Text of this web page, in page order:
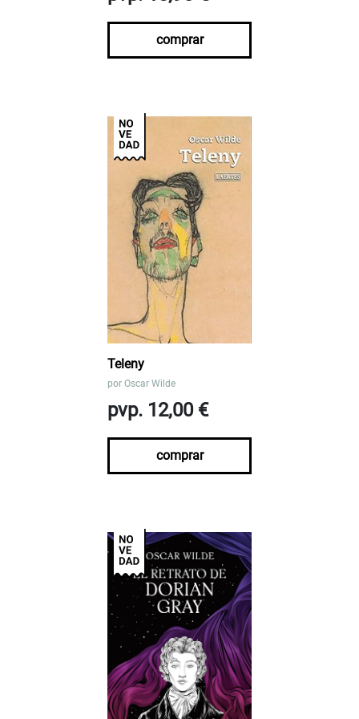
comprar
Teleny
por Oscar Wilde
pvp. 12,00 €
comprar